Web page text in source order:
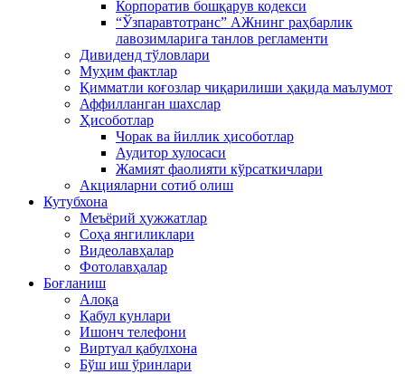
Корпоратив бошқарув кодекси
“Ўзпаравтотранс” АЖнинг раҳбарлик
лавозимларига танлов регламенти
Дивиденд тўловлари
Муҳим фактлар
Қимматли коғозлар чиқарилиши ҳақида маълумот
Аффилланган шахслар
Ҳисоботлар
Чорак ва йиллик ҳисоботлар
Аудитор хулосаси
Жамият фаолияти кўрсаткичлари
Акцияларни сотиб олиш
Кутубхона
Меъёрий ҳужжатлар
Соҳа янгиликлари
Видеолавҳалар
Фотолавҳалар
Боғланиш
Алоқа
Қабул кунлари
Ишонч телефони
Виртуал қабулхона
Бўш иш ўринлари